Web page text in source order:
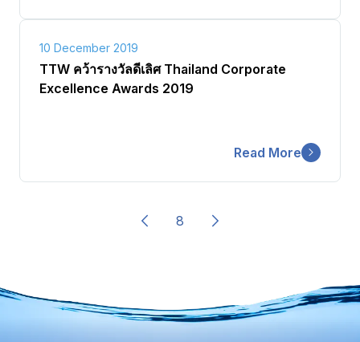
10 December 2019
TTW คว้ารางวัลดีเลิศ Thailand Corporate
Excellence Awards 2019
Read More
8